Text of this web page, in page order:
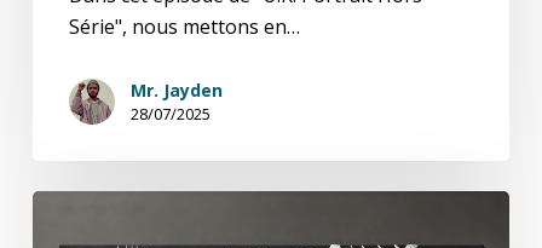
Série", nous mettons en…
Mr. Jayden
28/07/2025